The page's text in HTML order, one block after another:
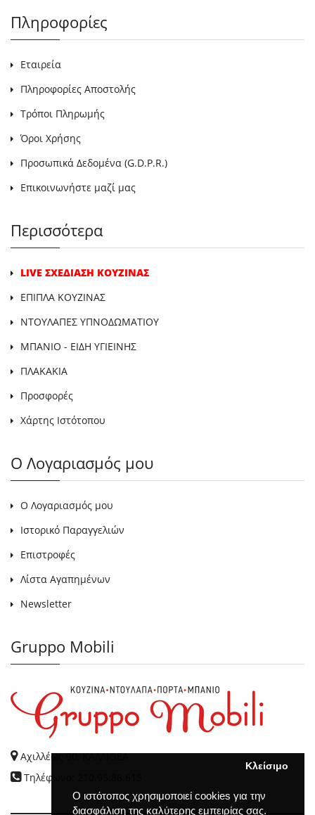
Ο ιστότοπος χρησιμοποιεί cookies για την
διασφάλιση της καλύτερης εμπειρίας σας.
Κλείσιμο
Πληροφορίες
Εταιρεία
Πληροφορίες Αποστολής
Τρόποι Πληρωμής
Όροι Χρήσης
Προσωπικά Δεδομένα (G.D.P.R.)
Επικοινωνήστε μαζί μας
Περισσότερα
LIVE ΣΧΕΔΙΑΣΗ ΚΟΥΖΙΝΑΣ
ΕΠΙΠΛΑ ΚΟΥΖΙΝΑΣ
ΝΤΟΥΛΑΠΕΣ ΥΠΝΟΔΩΜΑΤΙΟΥ
ΜΠΑΝΙΟ - ΕΙΔΗ ΥΓΙΕΙΝΗΣ
ΠΛΑΚΑΚΙΑ
Προσφορές
Χάρτης Ιστότοπου
Ο Λογαριασμός μου
Ο Λογαριασμός μου
Ιστορικό Παραγγελιών
Επιστροφές
Λίστα Αγαπημένων
Newsletter
Gruppo Mobili
Αχιλλέως 90, ΚΑΛΛΙΘΕΑ
Τηλέφωνο: 210.95.86.615